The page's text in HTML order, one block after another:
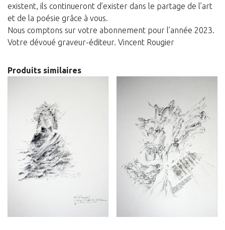
existent, ils continueront d’exister dans le partage de l’art
et de la poésie grâce à vous.
Nous comptons sur votre abonnement pour l’année 2023.
Votre dévoué graveur-éditeur. Vincent Rougier
Produits similaires